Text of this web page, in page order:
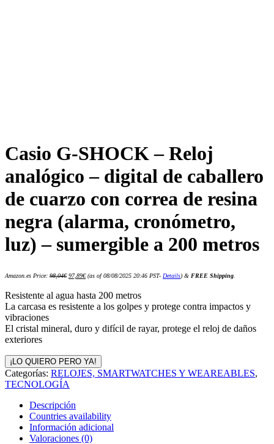
Casio G-SHOCK – Reloj
analógico – digital de caballero
de cuarzo con correa de resina
negra (alarma, cronómetro,
luz) – sumergible a 200 metros
Amazon.es Price: 98,04€ precio
era:
98,04€.
97,89€precio
es:
97,89€.
(as of 08/08/2025 20:46 PST- Details) & FREE Shipping
Resistente al agua hasta 200 metros
La carcasa es resistente a los golpes y protege contra impactos y
vibraciones
El cristal mineral, duro y difícil de rayar, protege el reloj de daños
exteriores
¡LO QUIERO PERO YA!
Categorías: RELOJES, SMARTWATCHES Y WEAREABLES,
TECNOLOGÍA
Descripción
Countries availability
Información adicional
Valoraciones (0)